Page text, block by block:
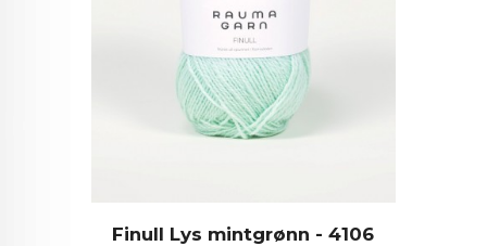
Finull Lys mintgrønn - 4106